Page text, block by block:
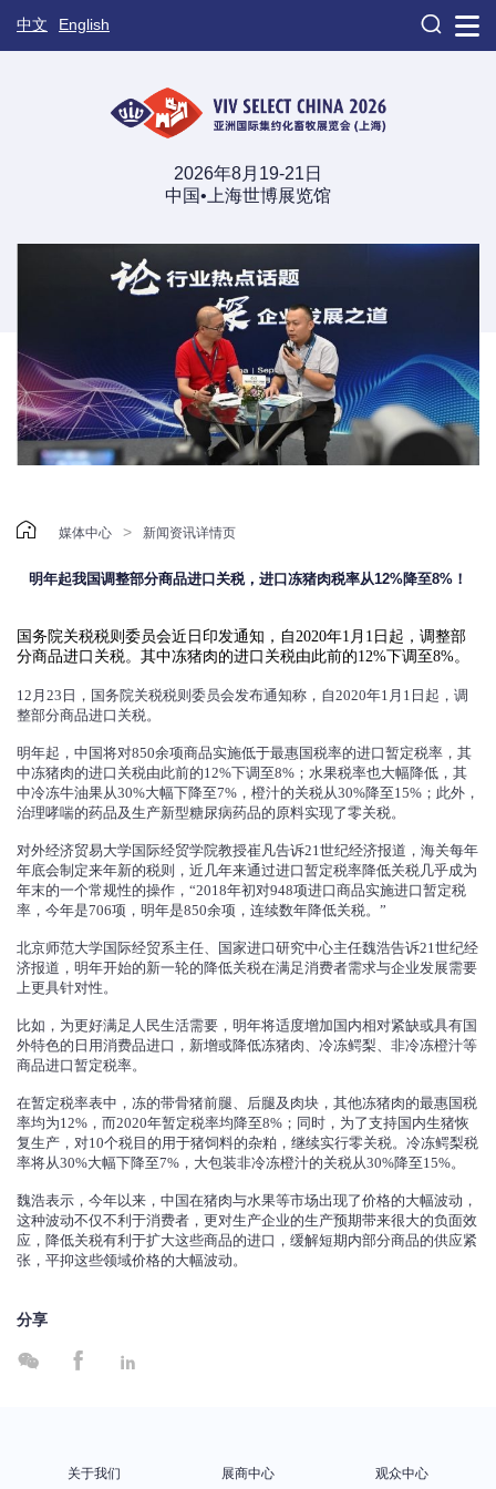
中文 English 
2026年8月19-21日
中国•上海世博展览馆
 媒体中心 > 新闻资讯详情页
明年起我国调整部分商品进口关税，进口冻猪肉税率从12%降至8%！
国务院关税税则委员会近日印发通知，自2020年1月1日起，调整部
分商品进口关税。其中冻猪肉的进口关税由此前的12%下调至8%。
12月23日，国务院关税税则委员会发布通知称，自2020年1月1日起，调
整部分商品进口关税。
明年起，中国将对850余项商品实施低于最惠国税率的进口暂定税率，其
中冻猪肉的进口关税由此前的12%下调至8%；水果税率也大幅降低，其
中冷冻牛油果从30%大幅下降至7%，橙汁的关税从30%降至15%；此外，
治理哮喘的药品及生产新型糖尿病药品的原料实现了零关税。
对外经济贸易大学国际经贸学院教授崔凡告诉21世纪经济报道，海关每年
年底会制定来年新的税则，近几年来通过进口暂定税率降低关税几乎成为
年末的一个常规性的操作，“2018年初对948项进口商品实施进口暂定税
率，今年是706项，明年是850余项，连续数年降低关税。”
北京师范大学国际经贸系主任、国家进口研究中心主任魏浩告诉21世纪经
济报道，明年开始的新一轮的降低关税在满足消费者需求与企业发展需要
上更具针对性。
比如，为更好满足人民生活需要，明年将适度增加国内相对紧缺或具有国
外特色的日用消费品进口，新增或降低冻猪肉、冷冻鳄梨、非冷冻橙汁等
商品进口暂定税率。
在暂定税率表中，冻的带骨猪前腿、后腿及肉块，其他冻猪肉的最惠国税
率均为12%，而2020年暂定税率均降至8%；同时，为了支持国内生猪恢
复生产，对10个税目的用于猪饲料的杂粕，继续实行零关税。冷冻鳄梨税
率将从30%大幅下降至7%，大包装非冷冻橙汁的关税从30%降至15%。
魏浩表示，今年以来，中国在猪肉与水果等市场出现了价格的大幅波动，
这种波动不仅不利于消费者，更对生产企业的生产预期带来很大的负面效
应，降低关税有利于扩大这些商品的进口，缓解短期内部分商品的供应紧
张，平抑这些领域价格的大幅波动。
分享
  
关于我们 展商中心 观众中心